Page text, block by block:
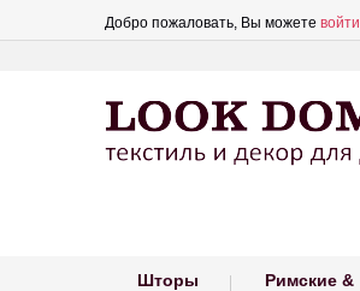
Добро пожаловать, Вы можете войти
Шторы
Римские &